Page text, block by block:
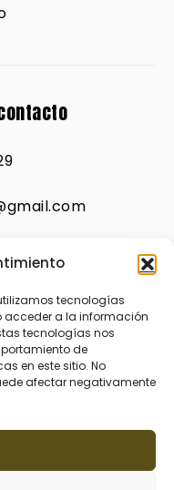
tecnologías
a la información
tecnologías nos
de
en este sitio. No
afectar negativamente